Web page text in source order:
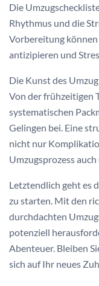
Die
Rhythmus und die
Vorbereitung
antizipieren und
Die Kunst des
Von der frühzeitigen
systematischen
Gelingen bei. Eine
nicht nur
Umzugsprozess
Letztendlich geht es
zu starten. Mit den
durchdachten
potenziell
Abenteuer. Bleiben
sich auf Ihr neues